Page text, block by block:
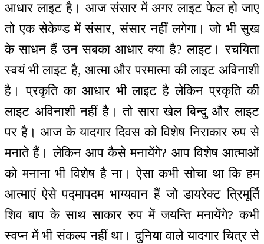
आधार लाइट है। आज संसार में अगर लाइट फेल हो जाए
तो एक सेकेण्ड में संसार, संसार नहीं लगेगा। जो भी सुख
के साधन हैं उन सबका आधार क्या है? लाइट। रचयिता
स्वयं भी लाइट है, आत्मा और परमात्मा की लाइट अविनाशी
है। प्रकृति का आधार भी लाइट है लेकिन प्रकृति की
लाइट अविनाशी नहीं है। तो सारा खेल बिन्दु और लाइट
पर है। आज के यादगार दिवस को विशेष निराकार रुप से
मनाते हैं। लेकिन आप कैसे मनायेंगे? आप विशेष आत्माओं
को मनाना भी विशेष है ना। ऐसा कभी सोचा था कि हम
आत्माएं ऐसे पद्मापदम भाग्यवान हैं जो डायरेक्ट त्रिमूर्ति
शिव बाप के साथ साकार रुप में जयन्ति मनायेंगे? कभी
स्वप्न में भी संकल्प नहीं था। दुनिया वाले यादगार चित्र से